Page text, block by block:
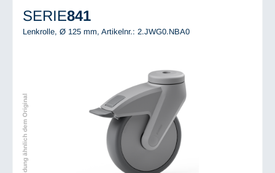
SERIE841
Lenkrolle, Ø 125 mm, Artikelnr.: 2.JWG0.NBA0
Abbildung ähnlich dem Original